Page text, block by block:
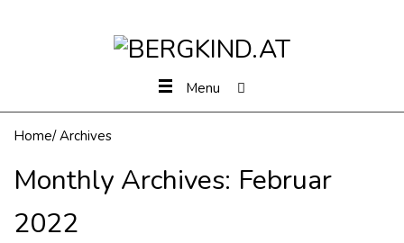
Menu
Home/ Archives
Monthly Archives: Februar
2022